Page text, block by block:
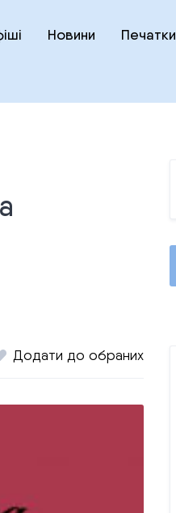
Новини Печатки
Додати до обраних